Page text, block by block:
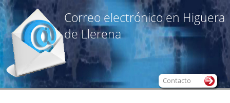
Correo electrónico en Higuera
de Llerena
Contacto